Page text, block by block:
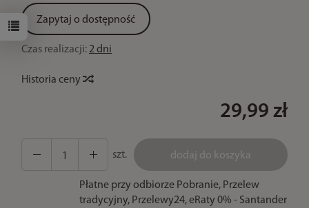
Zapytaj o dostępność
Czas realizacji:2 dni
Historia ceny
29,99 zł
szt. dodaj do koszyka
Płatne przy odbiorze Pobranie, Przelew
tradycyjny, Przelewy24, eRaty 0% - Santander